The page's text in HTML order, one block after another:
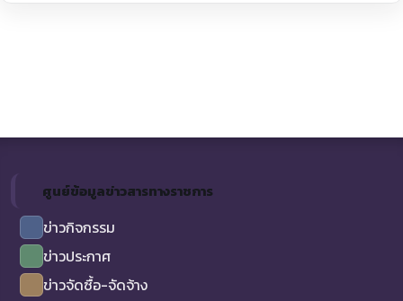
ศูนย์ข้อมูลข่าวสารทางราชการ
ข่าวกิจกรรม
ข่าวประกาศ
ข่าวจัดซื้อ-จัดจ้าง